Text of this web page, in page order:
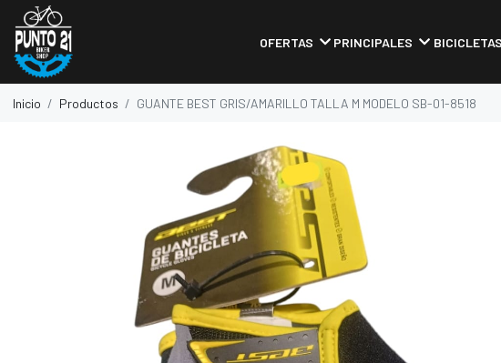
OFERTAS PRINCIPALES BICICLETAS
Inicio Productos GUANTE BEST GRIS/AMARILLO TALLA M MODELO SB-01-8518